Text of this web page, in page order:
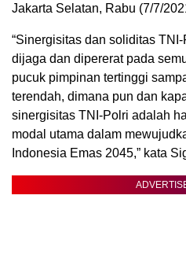
Jakarta Selatan, Rabu (7/7/
“Sinergisitas dan soliditas
dijaga dan dipererat pada
pucuk pimpinan tertinggi
terendah, dimana pun dan
sinergisitas TNI-Polri adalah
modal utama dalam
Indonesia Emas 2045,” kata